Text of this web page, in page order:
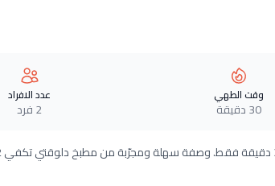
وقت الطهي
30 دقيقة
عدد الافراد
2 فرد